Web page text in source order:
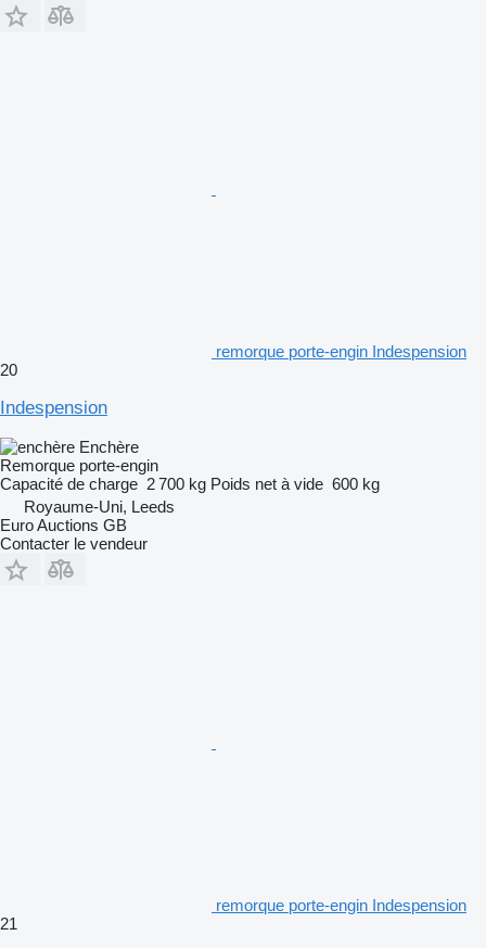
remorque porte-engin Indespension
20
Indespension
Enchère
Remorque porte-engin
Capacité de charge 2 700 kg Poids net à vide 600 kg
Royaume-Uni, Leeds
Euro Auctions GB
Contacter le vendeur
remorque porte-engin Indespension
21